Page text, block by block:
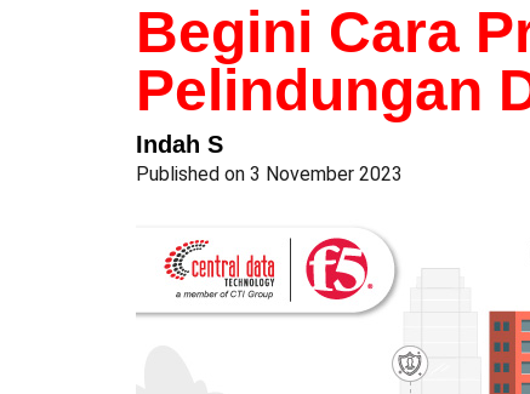
Begini Cara
Pelindungan
Indah S
Published on 3 November 2023